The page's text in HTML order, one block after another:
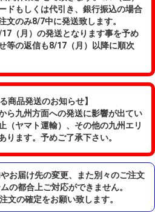
ドもしくは代引き、銀行振込の場合
文のみ8/7中に発送致します。
（月）の発送となります事を予め
等の返信も8/17（月）以降に順次
商品発送のお知らせ】
ら九州方面への発送に影響が出てい
（ヤマト運輸）、その他の九州エリ
ります。予めご了承下さい。
お届け先の変更、また別々のご注文
の都合上ご対応ができません。
文の確定をお願い致します。